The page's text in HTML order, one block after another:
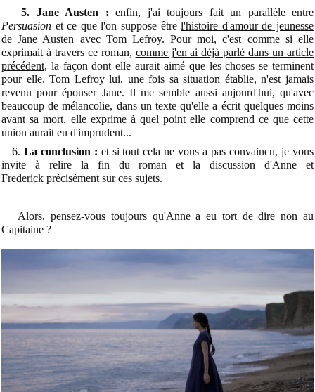
5. Jane Austen : enfin, j'ai toujours fait un parallèle entre
Persuasion et ce que l'on suppose êtrel'histoire d'amour de jeunesse
de Jane Austen avec Tom Lefroy. Pour moi, c'est comme si elle
exprimait à travers ce roman, comme j'en ai déjà parlé dans un article
précédent, la façon dont elle aurait aimé que les choses se terminent
pour elle. Tom Lefroy lui, une fois sa situation établie, n'est jamais
revenu pour épouser Jane. Il me semble aussi aujourd'hui, qu'avec
beaucoup de mélancolie, dans un texte qu'elle a écrit quelques moins
avant sa mort, elle exprime à quel point elle comprend ce que cette
union aurait eu d'imprudent...
6. La conclusion : et si tout cela ne vous a pas convaincu, je vous
invite à relire la fin du roman et la discussion d'Anne et
Frederick précisément sur ces sujets.
Alors, pensez-vous toujours qu'Anne a eu tort de dire non au
Capitaine ?